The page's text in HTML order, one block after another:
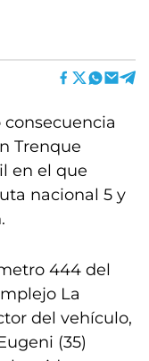
Trenque
en el que
nacional 5 y
444 del
La
del vehículo,
(35)